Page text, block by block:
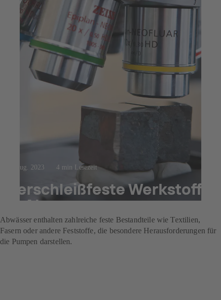
3. Aug. 2023 4 min Lesezeit
Verschleißfeste Werkstoffe
in Abwasserpumpen
Abwässer enthalten zahlreiche feste Bestandteile wie Textilien,
Fasern oder andere Feststoffe, die besondere Herausforderungen für
die Pumpen darstellen.